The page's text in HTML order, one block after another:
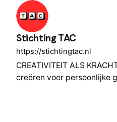
Stichting TAC
https://stichtingtac.nl
CREATIVITEIT ALS
creëren voor persoonlijke